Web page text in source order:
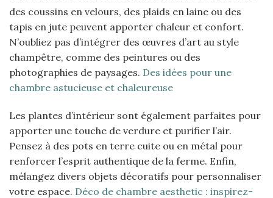
des coussins en velours, des plaids en laine ou des
tapis en jute peuvent apporter chaleur et confort.
N’oubliez pas d’intégrer des œuvres d’art au style
champêtre, comme des peintures ou des
photographies de paysages. Des idées pour une
chambre astucieuse et chaleureuse
Les plantes d’intérieur sont également parfaites pour
apporter une touche de verdure et purifier l’air.
Pensez à des pots en terre cuite ou en métal pour
renforcer l’esprit authentique de la ferme. Enfin,
mélangez divers objets décoratifs pour personnaliser
votre espace. Déco de chambre aesthetic : inspirez-